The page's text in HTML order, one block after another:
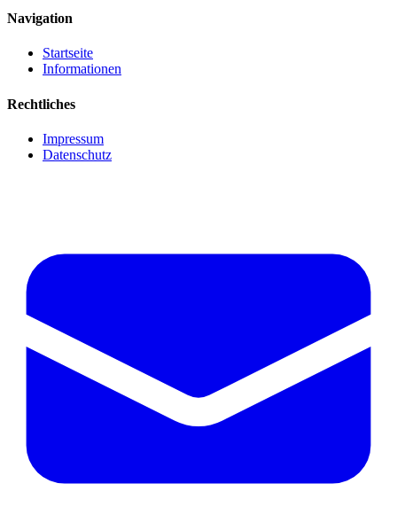
Navigation
Startseite
Informationen
Rechtliches
Impressum
Datenschutz